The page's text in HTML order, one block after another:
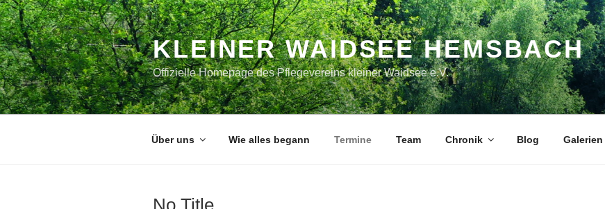
Zum
Inhalt
springen
KLEINER WAIDSEE HEMSBACH
Offizielle Homepage des Pflegevereins kleiner Waidsee e.V.
Über uns Wie alles begann Termine Team Chronik Blog Galerien
No Title